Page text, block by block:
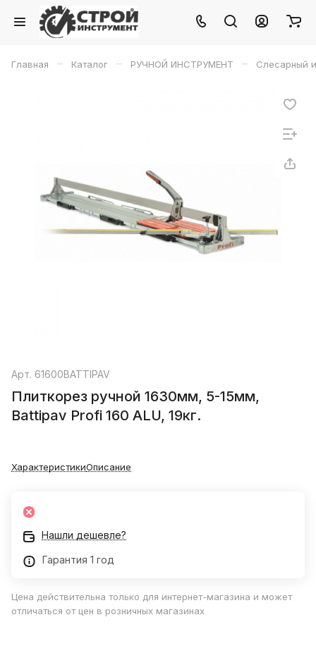
Главная – Каталог – РУЧНОЙ ИНСТРУМЕНТ – Слесарный
Арт. 61600BATTIPAV
Плиткорез ручной 1630мм, 5-15мм,
Battipav Profi 160 ALU, 19кг.
ХарактеристикиОписание
Нашли дешевле?
Гарантия 1 год
Цена действительна только для интернет-магазина и может
отличаться от цен в розничных магазинах